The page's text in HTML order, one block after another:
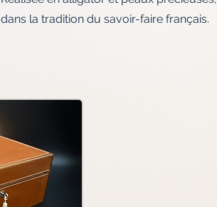
dans la tradition du savoir-faire français.